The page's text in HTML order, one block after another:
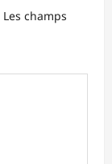
Les champs